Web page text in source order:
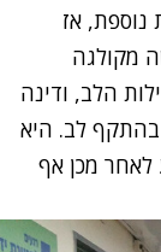
נוספת, אז
מקולגה
הלב, ודינה
לב. היא
מכן אף